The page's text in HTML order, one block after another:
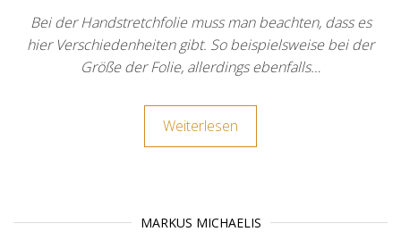
Bei der Handstretchfolie muss man beachten, dass es
hier Verschiedenheiten gibt. So beispielsweise bei der
Größe der Folie, allerdings ebenfalls…
Weiterlesen
MARKUS MICHAELIS